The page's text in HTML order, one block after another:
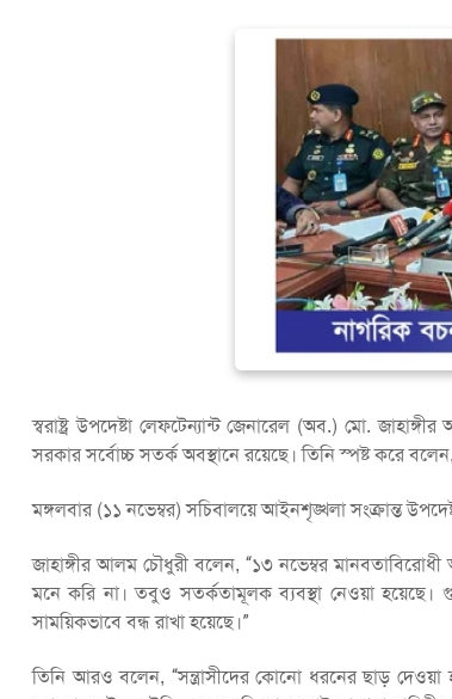
স্বরাষ্ট্র উপদেষ্টা লেফটেন্যান্ট জেনারেল (অব.) মো.
সরকার সর্বোচ্চ সতর্ক অবস্থানে রয়েছে। তিনি স্পষ্ট করে বলেন,
মঙ্গলবার (১১ নভেম্বর) সচিবালয়ে আইনশৃঙ্খলা সংক্রান্ত
জাহাঙ্গীর আলম চৌধুরী বলেন, “১৩ নভেম্বর
মনে করি না। তবুও সতর্কতামূলক ব্যবস্থা নেওয়া হয়েছে।
সাময়িকভাবে বন্ধ রাখা হয়েছে।”
তিনি আরও বলেন, “সন্ত্রাসীদের কোনো ধরনের ছাড় দেওয়া